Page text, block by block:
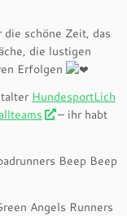
schöne Zeit, das
die lustigen
Erfolgen
HundesportLich
– ihr habt
Beep Beep
Angels Runners